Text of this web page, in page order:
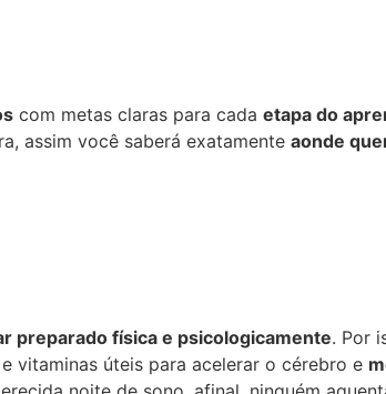
com metas claras para cada etapa do
assim você saberá exatamente aonde
preparado física e psicologicamente. Por
vitaminas úteis para acelerar o cérebro e